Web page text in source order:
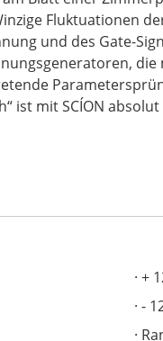
Fluktuationen
und des Gate-
ist mit SCÍON
+
-